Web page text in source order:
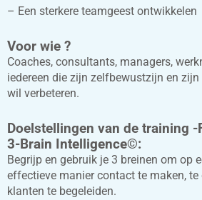
– Een sterkere teamgeest ontwikkelen
Voor wie ?
Coaches, consultants, managers,
iedereen die zijn zelfbewustzijn en
wil verbeteren.
Doelstellingen van de training
3-Brain Intelligence©:
Begrijp en gebruik je 3 breinen om op
effectieve manier contact te maken,
klanten te begeleiden.